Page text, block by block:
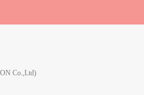
Co.,Ltd)